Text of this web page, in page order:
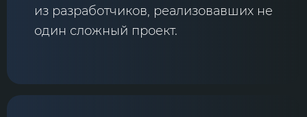
из разработчиков, реализовавших не
один сложный проект.